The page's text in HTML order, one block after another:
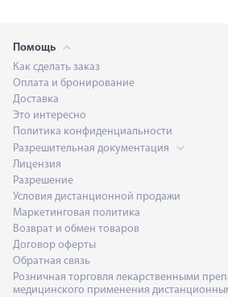
Помощь
Как сделать заказ
Оплата и бронирование
Доставка
Это интересно
Политика конфиденциальности
Разрешительная документация
Лицензия
Разрешение
Условия дистанционной продажи
Маркетинговая политика
Возврат и обмен товаров
Договор оферты
Обратная связь
Розничная торговля лекарственными
медицинского применения